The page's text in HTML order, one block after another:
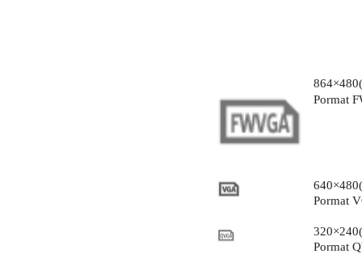
Pormat
Pormat
Pormat